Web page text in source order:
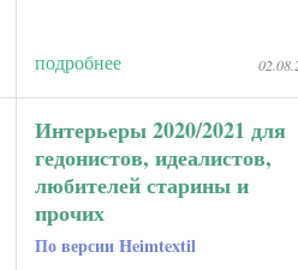
подробнее
Интерьеры 2020/2021 для
гедонистов, идеалистов,
любителей старины и
прочих
По версии Heimtextil